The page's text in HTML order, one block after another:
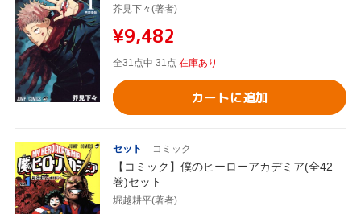
芥見下々(著者)
¥9,482
全31点中 31点 在庫あり
カートに追加
セット コミック
【コミック】僕のヒーローアカデミア(全42
巻)セット
堀越耕平(著者)